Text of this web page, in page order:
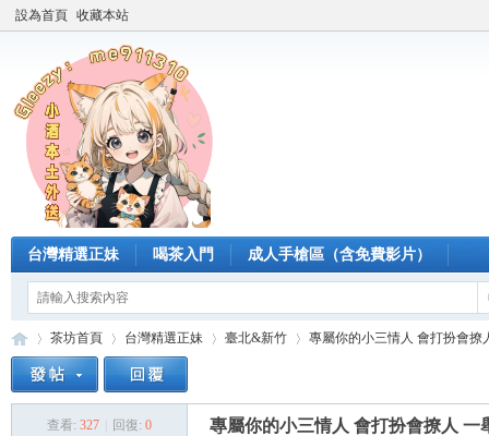
設為首頁 收藏本站
台灣精選正妹 喝茶入門 成人手槍區（含免費影片）
茶坊首頁 台灣精選正妹 臺北&新竹
›
專屬你的小三情人 會打扮會撩
查看: 327 回復: 0 專屬你的小三情人 會打扮會撩人 一